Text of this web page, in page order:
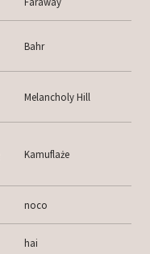
Bahr
Melancholy Hill
Kamuflaże
noco
hai